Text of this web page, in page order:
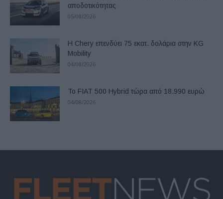
αποδοτικότητας
05/08/2026
Η Chery επενδύει 75 εκατ. δολάρια στην KG
Mobility
04/08/2026
Το FIAT 500 Hybrid τώρα από 18.990 ευρώ
04/08/2026